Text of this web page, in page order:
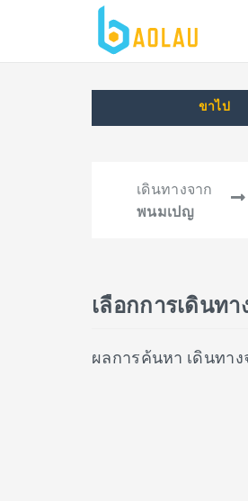
ขาไป
เดินทางจาก
พนมเปญ
เลือกการเดินท
ผลการค้นหา เดินทาง